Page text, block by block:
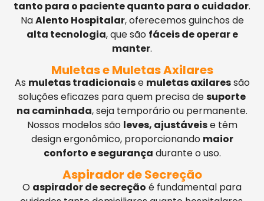
tanto para o paciente quanto para o cuidador.
NaAlento Hospitalar, oferecemos guinchos de
alta tecnologia, que são fáceis de operar e
manter.
Muletas e Muletas Axilares
As muletas tradicionaise muletas axilaressão
soluções eficazes para quem precisa desuporte
na caminhada, seja temporário ou permanente.
Nossos modelos são leves, ajustáveise têm
design ergonômico, proporcionando maior
conforto e segurança durante o uso.
Aspirador de Secreção
O aspirador de secreção é fundamental para